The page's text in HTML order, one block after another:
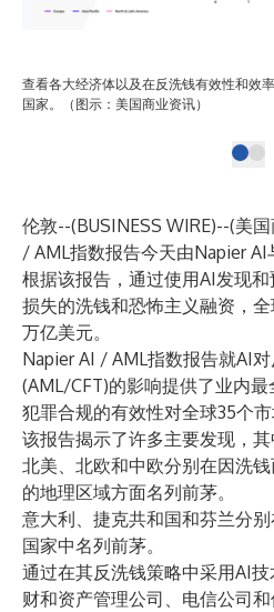
查看各大经济体以及在反洗钱有效性和效
国家。（图示：美国商业资讯）
伦敦--(BUSINESS WIRE)--(美
/ AML指数报告今天由Napier AI
根据该报告，通过使用AI发现
损失的洗钱和恐怖主义融资，
万亿美元。
Napier AI / AML指数报告就AI
(AML/CFT)的影响提供了业内
犯罪合规的有效性对全球35个市
该报告揭示了许多主要发现，其
北美、北欧和中欧分别在因洗
的地理区域方面名列前茅。
意大利、捷克共和国和芬兰分
国家中名列前茅。
通过在其反洗钱策略中采用AI
财和资产管理公司、电信公司